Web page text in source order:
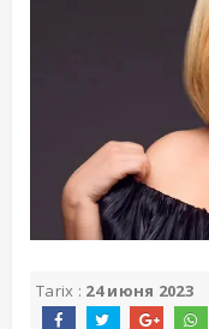
Tarix : 24 июня 2023